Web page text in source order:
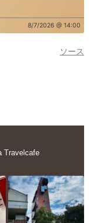
ソース
Travelcafe